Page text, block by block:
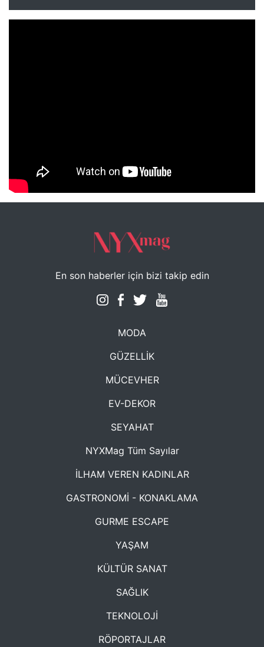
NYXmag 2. Yaş Kutlama Etkinliği
En son haberler için bizi takip edin
MODA
GÜZELLİK
MÜCEVHER
EV-DEKOR
SEYAHAT
NYXMag Tüm Sayılar
İLHAM VEREN KADINLAR
GASTRONOMİ - KONAKLAMA
GURME ESCAPE
YAŞAM
KÜLTÜR SANAT
SAĞLIK
TEKNOLOJİ
RÖPORTAJLAR